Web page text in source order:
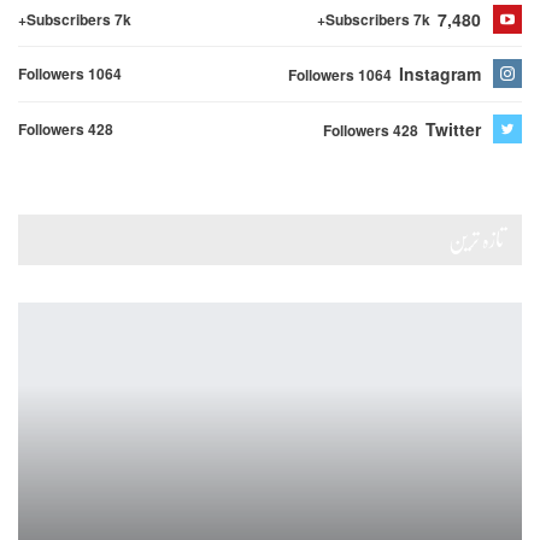
7,480
Subscribers 7k+
Subscribers 7k+
Instagram
Followers 1064
Followers 1064
Twitter
Followers 428
Followers 428